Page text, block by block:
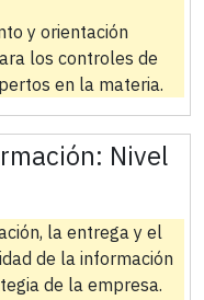
y orientación
los controles de
en la materia.
Nivel
la entrega y el
de la información
de la empresa.